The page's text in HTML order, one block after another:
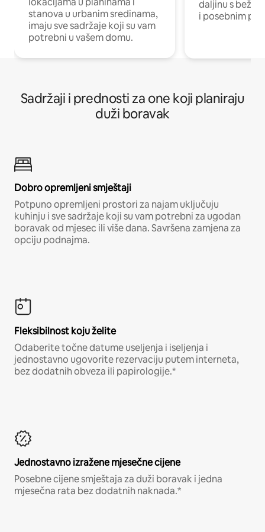
stanova u urbanim sredinama,
imaju sve sadržaje koji su vam
potrebni u vašem domu.
daljinu s
i posebnim
Sadržaji i prednosti za one koji planiraju
duži boravak
Dobro opremljeni smještaji
Potpuno opremljeni prostori za najam uključuju
kuhinju i sve sadržaje koji su vam potrebni za ugodan
boravak od mjesec ili više dana. Savršena zamjena za
opciju podnajma.
Fleksibilnost koju želite
Odaberite točne datume useljenja i iseljenja i
jednostavno ugovorite rezervaciju putem interneta,
bez dodatnih obveza ili papirologije.*
Jednostavno izražene mjesečne cijene
Posebne cijene smještaja za duži boravak i jedna
mjesečna rata bez dodatnih naknada.*